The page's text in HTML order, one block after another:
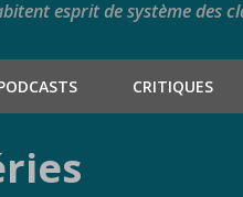
esprit de système des
CRITIQUES